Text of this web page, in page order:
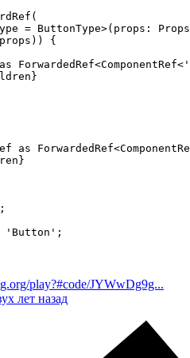
= ButtonType>(props:
{
as
'Button';
play?#code/JYWwDg9g...
лет назад